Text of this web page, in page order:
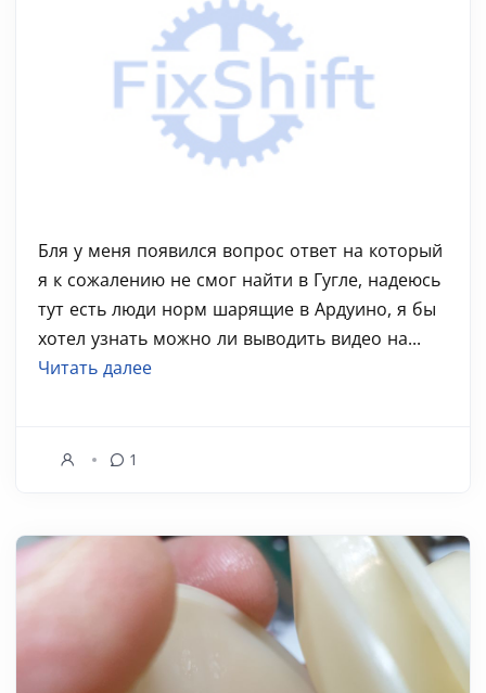
Бля у меня появился вопрос ответ на который
я к сожалению не смог найти в Гугле, надеюсь
тут есть люди норм шарящие в Ардуино, я бы
хотел узнать можно ли выводить видео на...
Читать далее
1